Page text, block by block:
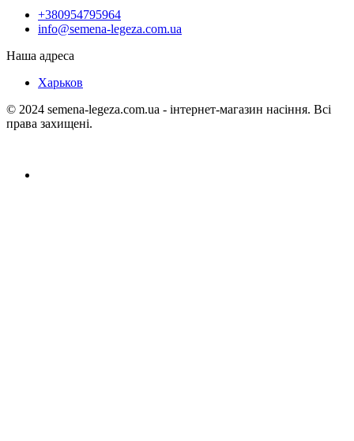
+380954795964
info@semena-legeza.com.ua
Наша адреса
Харьков
© 2024 semena-legeza.com.ua - інтернет-магазин насіння. Всі
права захищені.